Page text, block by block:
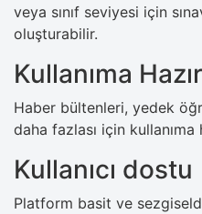
veya sınıf seviyesi için
oluşturabilir.
Kullanıma
Haber bültenleri, yedek
daha fazlası için kullanıma
Kullanıcı dostu
Platform basit ve